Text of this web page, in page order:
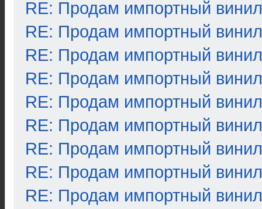
RE: Продам импортный винил
RE: Продам импортный винил
RE: Продам импортный винил
RE: Продам импортный винил
RE: Продам импортный винил
RE: Продам импортный винил
RE: Продам импортный винил
RE: Продам импортный винил
RE: Продам импортный винил